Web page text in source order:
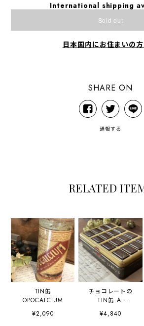
International shipping
Sold out
日本国内にお住まいの
SHARE ON
通報する
RELATED
TIN缶
OPOCALCIUM
¥2,090
チョコレートの
TIN缶 A.
Driessen
¥4,840